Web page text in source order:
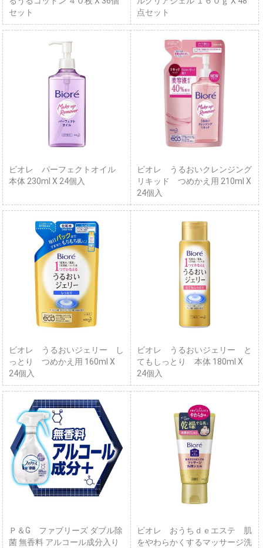
セット
点セット
ビオレ パーフェクトオイル
本体 230ml X 24個入
ビオレ うるおいクレンジング
リキッド つめかえ用 210ml X
24個入
ビオレ うるおいジェリー し
っとり つめかえ用 160ml X
24個入
ビオレ うるおいジェリー と
てもしっとり 本体 180ml X
24個入
Ｐ＆G ファブリーズ ダブル除
菌 無香料 アルコール成分入り
ビオレ おうちｄｅエステ 肌
をやわらかくするマッサージ洗